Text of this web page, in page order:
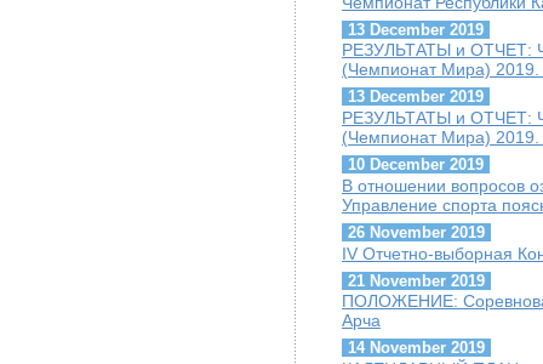
13 December 2019
РЕЗУЛЬТАТЫ и ОТЧЕТ:
(Чемпионат Мира) 2019.
13 December 2019
РЕЗУЛЬТАТЫ и ОТЧЕТ:
(Чемпионат Мира) 2019.
10 December 2019
В отношении вопросов
Управление спорта
26 November 2019
IV Отчетно-выборная
21 November 2019
ПОЛОЖЕНИЕ:
Арча
14 November 2019